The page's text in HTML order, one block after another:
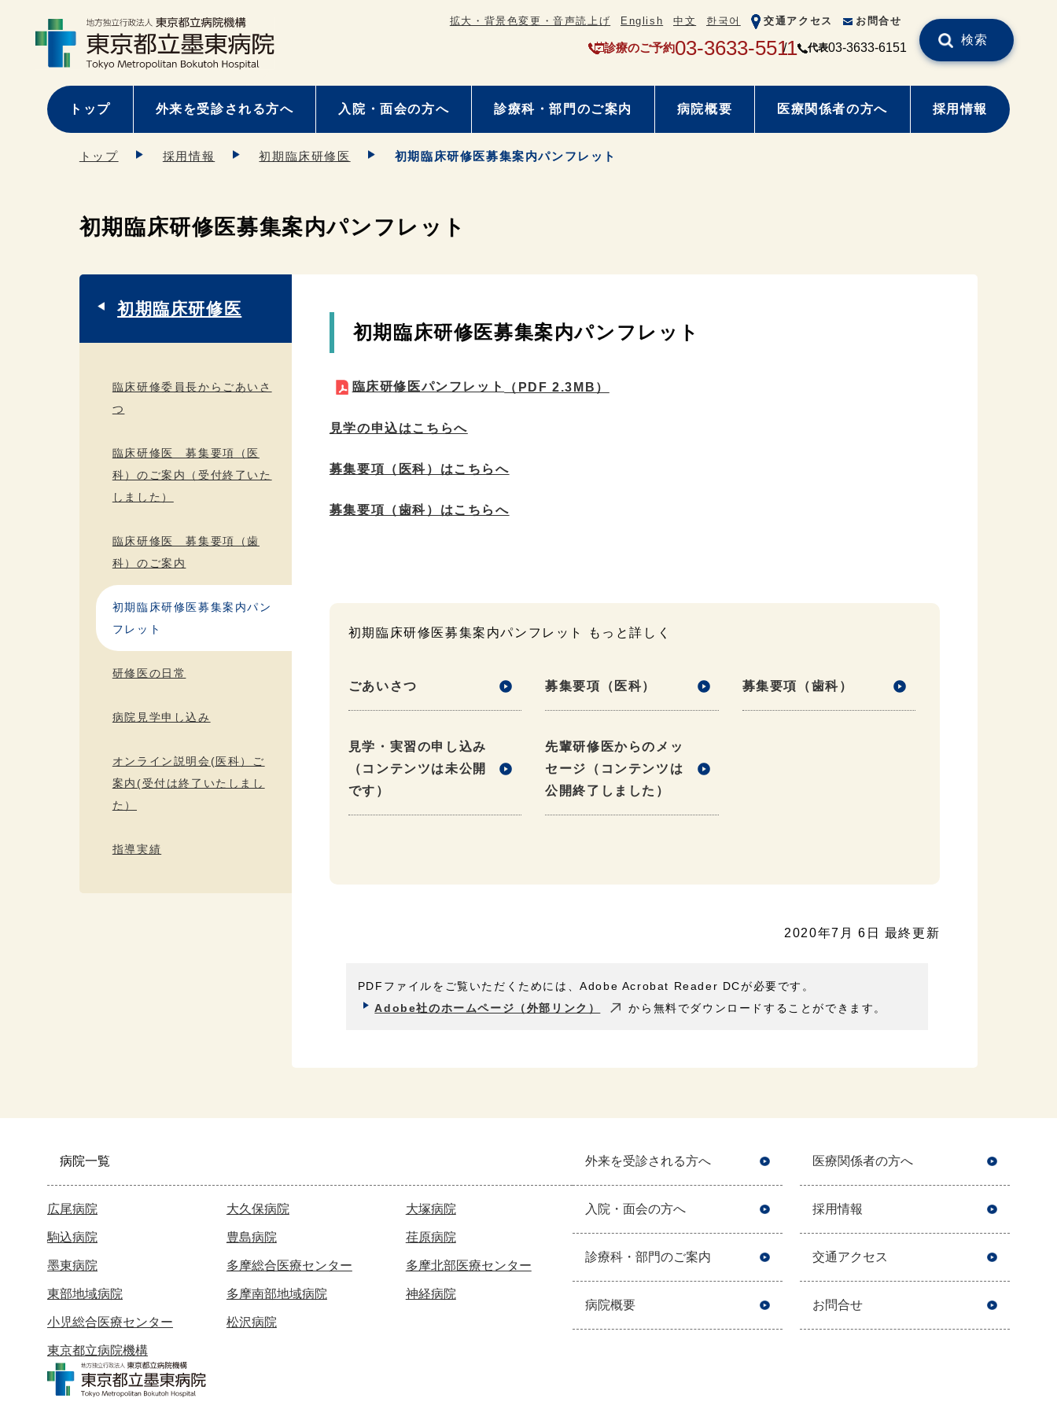
拡大・背景色変更・音声読上げ English 中文 한국어 交通アクセス お問合せ
診療のご予約03-3633-5511 代表03-3633-6151
検索
トップ 外来を受診される方へ 入院・面会の方へ 診療科・部門のご案内 病院概要 医療関係者の方へ 採用情報
トップ 採用情報 初期臨床研修医 初期臨床研修医募集案内パンフレット
初期臨床研修医募集案内パンフレット
初期臨床研修医募集案内パンフレット
臨床研修医パンフレット （PDF 2.3MB）
見学の申込はこちらへ
募集要項（医科）はこちらへ
募集要項（歯科）はこちらへ
初期臨床研修医募集案内パンフレット もっと詳しく
ごあいさつ 募集要項（医科） 募集要項（歯科）
見学・実習の申し込み
（コンテンツは未公開
です）
先輩研修医からのメッ
セージ（コンテンツは
公開終了しました）
2020年7月 6日 最終更新
PDFファイルをご覧いただくためには、Adobe Acrobat Reader DCが必要です。
Adobe社のホームページ（外部リンク）
から無料でダウンロードすることができます。
初期臨床研修医
臨床研修委員長からごあいさ
つ
臨床研修医 募集要項（医
科）のご案内（受付終了いた
しました）
臨床研修医 募集要項（歯
科）のご案内
初期臨床研修医募集案内パン
フレット
研修医の日常
病院見学申し込み
オンライン説明会(医科）ご
案内(受付は終了いたしまし
た）
指導実績
病院一覧
広尾病院 大久保病院 大塚病院
駒込病院 豊島病院 荏原病院
墨東病院 多摩総合医療センター 多摩北部医療センター
東部地域病院 多摩南部地域病院 神経病院
小児総合医療センター 松沢病院
東京都立病院機構
外来を受診される方へ
入院・面会の方へ
診療科・部門のご案内
病院概要
医療関係者の方へ
採用情報
交通アクセス
お問合せ